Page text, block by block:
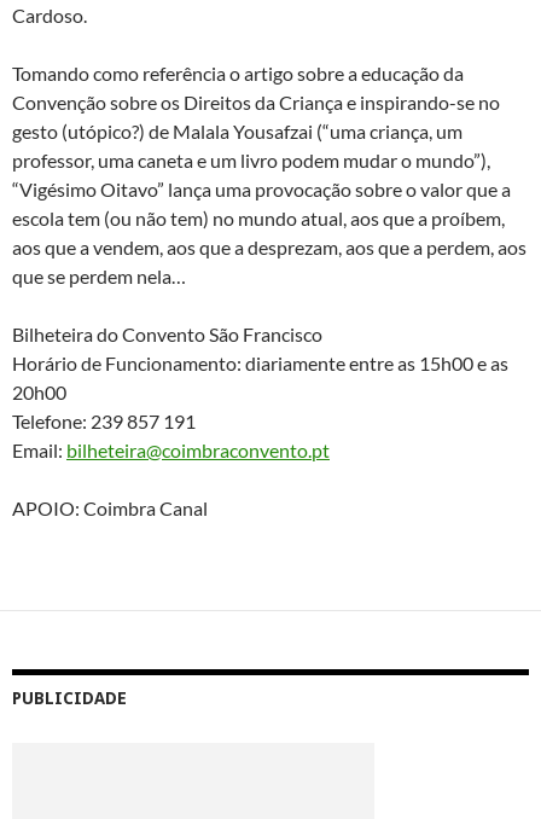
Cardoso.
Tomando como referência o artigo sobre a educação da
Convenção sobre os Direitos da Criança e inspirando-se no
gesto (utópico?) de Malala Yousafzai (“uma criança, um
professor, uma caneta e um livro podem mudar o mundo”),
“Vigésimo Oitavo” lança uma provocação sobre o valor que a
escola tem (ou não tem) no mundo atual, aos que a proíbem,
aos que a vendem, aos que a desprezam, aos que a perdem, aos
que se perdem nela…
Bilheteira do Convento São Francisco
Horário de Funcionamento: diariamente entre as 15h00 e as
20h00
Telefone: 239 857 191
Email: bilheteira@coimbraconvento.pt
APOIO: Coimbra Canal
PUBLICIDADE